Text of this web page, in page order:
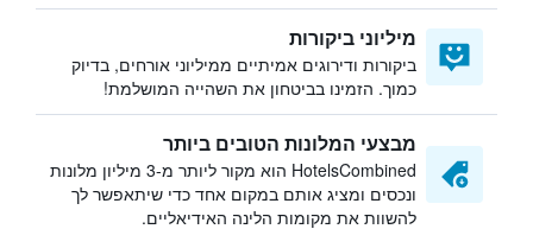
מיליוני ביקורות
ביקורות ודירוגים אמיתיים ממיליוני אורחים, בדיוק
כמוך. הזמינו בביטחון את השהייה המושלמת!
מבצעי המלונות הטובים ביותר
HotelsCombined הוא מקור ליותר מ-3 מיליון מלונות
ונכסים ומציג אותם במקום אחד כדי שיתאפשר לך
להשוות את מקומות הלינה האידיאליים.